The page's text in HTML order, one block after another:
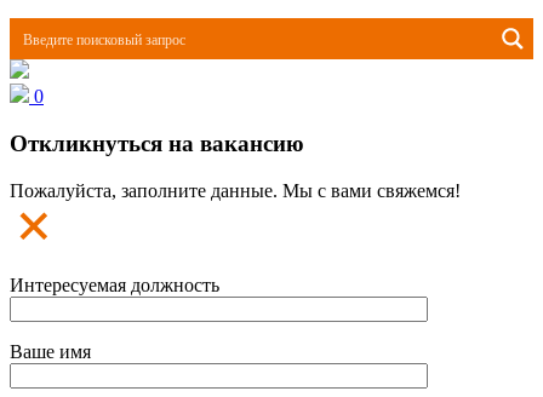
0
Откликнуться на вакансию
Пожалуйста, заполните данные. Мы с вами свяжемся!
Интересуемая должность
Ваше имя